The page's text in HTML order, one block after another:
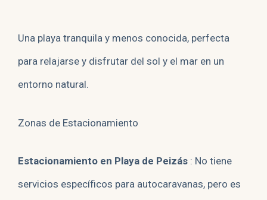
Una playa tranquila y menos conocida, perfecta
para relajarse y disfrutar del sol y el mar en un
entorno natural.
Zonas de Estacionamiento
Estacionamiento en Playa de Peizás : No tiene
servicios específicos para autocaravanas, pero es